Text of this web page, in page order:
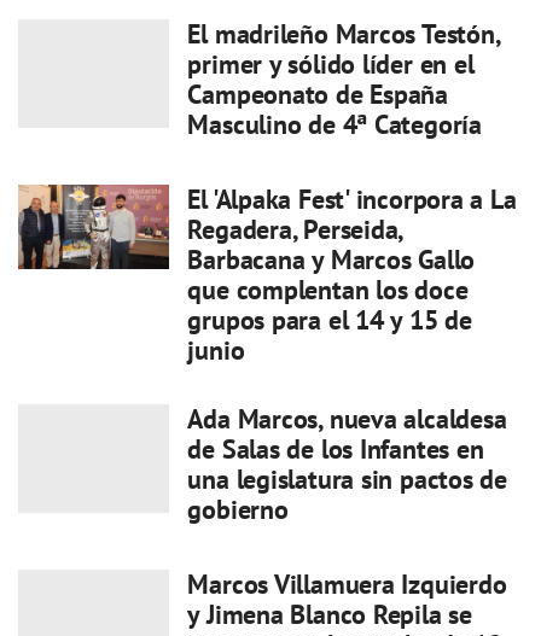
El madrileño Marcos Testón,
primer y sólido líder en el
Campeonato de España
Masculino de 4ª Categoría
El 'Alpaka Fest' incorpora a La
Regadera, Perseida,
Barbacana y Marcos Gallo
que complentan los doce
grupos para el 14 y 15 de
junio
Ada Marcos, nueva alcaldesa
de Salas de los Infantes en
una legislatura sin pactos de
gobierno
Marcos Villamuera Izquierdo
y Jimena Blanco Repila se